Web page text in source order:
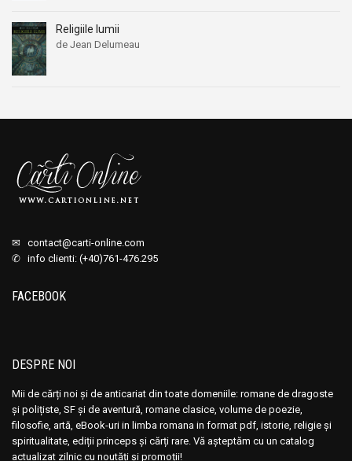
fost:
32,00 lei.
24,00 lei.
Religiile lumii
de Jean Delumeau
139,00 lei.
✉ contact@carti-online.com
✆ info clienti: (+40)761-476.295
FACEBOOK
DESPRE NOI
Mii de cărți noi și de anticariat din toate domeniile: romane de dragoste
și polițiste, SF și de aventură, romane clasice, volume de poezie,
filosofie, artă, eBook-uri in limba romana in format pdf, istorie, religie și
spiritualitate, ediții princeps și cărți rare. Vă așteptăm cu un catalog
actualizat zilnic cu noutăți și promoții!